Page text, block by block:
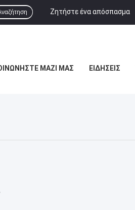
Ζητήστε ένα απόσπασμα
ΜΑΖΊ ΜΑΣ ΕΙΔΉΣΕΙΣ